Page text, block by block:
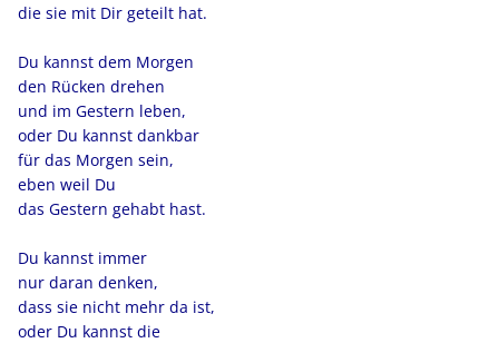
die sie mit Dir geteilt hat.
Du kannst dem Morgen
den Rücken drehen
und im Gestern leben,
oder Du kannst dankbar
für das Morgen sein,
eben weil Du
das Gestern gehabt hast.
Du kannst immer
nur daran denken,
dass sie nicht mehr da ist,
oder Du kannst die